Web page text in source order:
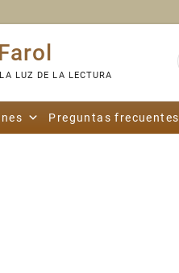
LUZ DE LA LECTURA
Preguntas frecuentes